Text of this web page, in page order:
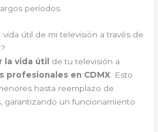
períodos.
útil de mi televisión a través de
la vida útil
de tu televisión a
profesionales en CDMX . Esto
hasta reemplazo de
garantizando un funcionamiento